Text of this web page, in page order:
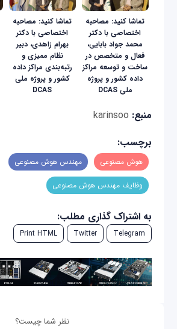
تماشا کنید: مصاحبه
اختصاصی با دکتر
محمد جواد بابایی،
فعال و متخصص در
ساخت و توسعه مراکز
داده کشور و پروژه
ملی DCAS
تماشا کنید: مصاحبه
اختصاصی با دکتر
بهرام زاهدی، دبیر
نظام ممیزی و
رتبه‌بندی مراکز داده
کشور و پروژه ملی
DCAS
منبع: karinsoo
برچسب:
هوش مصنوعی مهندس هوش مصنوعی
وظایف مهندس هوش مصنوعی
به اشتراک گذاری مطلب:
Telegram
Twitter
Print HTML
نظر شما چیست؟